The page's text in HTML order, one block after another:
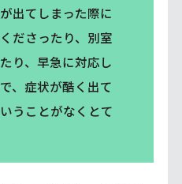
出てしまった際に
ださったり、別室
り、早急に対応し
、症状が酷く出て
うことがなくとて